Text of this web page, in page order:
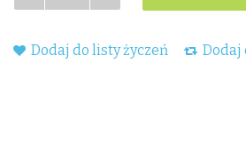
Dodaj do listy życzeń Dodaj